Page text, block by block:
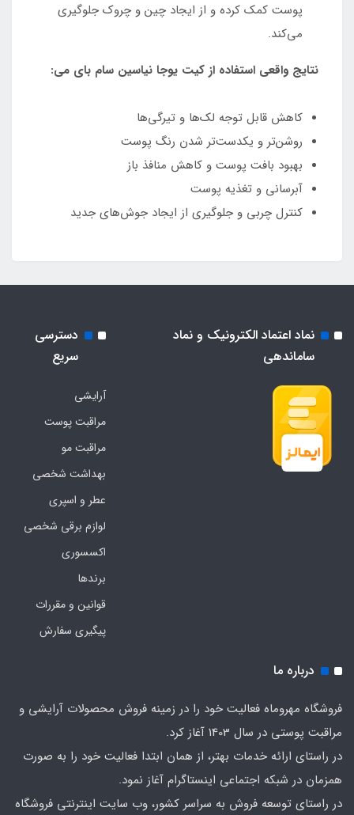
پوست کمک کرده و از ایجاد چین و چروک جلوگیری
می‌کند.
نتایج واقعی استفاده از کیت یوجا نیاسین سام بای می:
کاهش قابل توجه لک‌ها و تیرگی‌ها
روشن‌تر و یکدست‌تر شدن رنگ پوست
بهبود بافت پوست و کاهش منافذ باز
آبرسانی و تغذیه پوست
کنترل چربی و جلوگیری از ایجاد جوش‌های جدید
نماد اعتماد الکترونیک و نماد
ساماندهی
دسترسی
سریع
آرایشی
مراقبت پوست
مراقبت مو
بهداشت شخصی
عطر و اسپری
لوازم برقی شخصی
اکسسوری
برندها
قوانین و مقررات
پیگیری سفارش
درباره ما
فروشگاه مهروماه فعالیت خود را در زمینه فروش محصولات آرایشی و
مراقبت پوستی در سال 1403 آغاز کرد.
در راستای ارائه خدمات بهتر، از همان ابتدا فعالیت خود را به صورت
همزمان در شبکه اجتماعی اینستاگرام آغاز نمود.
در راستای توسعه فروش به سراسر کشور، وب سایت اینترنتی فروشگاه